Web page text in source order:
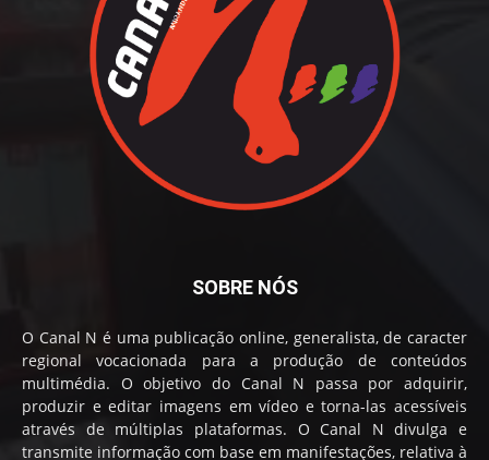
SOBRE NÓS
O Canal N é uma publicação online, generalista, de caracter
regional vocacionada para a produção de conteúdos
multimédia. O objetivo do Canal N passa por adquirir,
produzir e editar imagens em vídeo e torna-las acessíveis
através de múltiplas plataformas. O Canal N divulga e
transmite informação com base em manifestações, relativa à